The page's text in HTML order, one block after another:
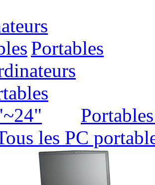
Portables
les PC